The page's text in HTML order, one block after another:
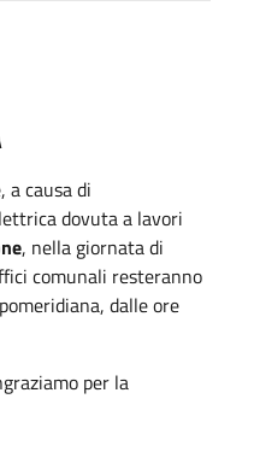
a causa di
dovuta a lavori
, nella giornata di
comunali resteranno
dalle ore
per la